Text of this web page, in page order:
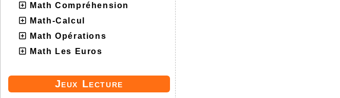
Math Compréhension
Math-Calcul
Math Opérations
Math Les Euros
Jeux Lecture